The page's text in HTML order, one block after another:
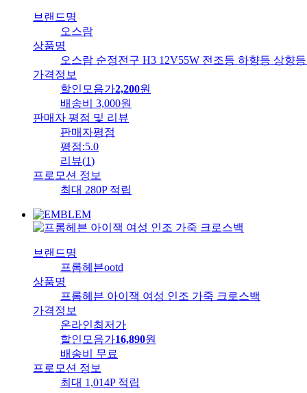
브랜드명
오스람
상품명
오스람 순정전구 H3 12V55W 전조등 하향등 상향
가격정보
할인모음가2,200원
배송비
3,000원
판매자 평점 및 리뷰
판매자평점
평점:5.0
리뷰(1)
프로모션 정보
최대 280P 적립
브랜드명
프롬헤븐ootd
상품명
프롬헤븐 아이잭 여성 인조 가죽 크로스백
가격정보
온라인최저가
할인모음가16,890원
배송비
무료
프로모션 정보
최대 1,014P 적립